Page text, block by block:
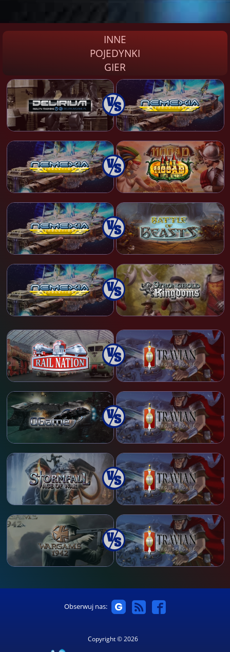
INNE
POJEDYNKI
GIER
Obserwuj nas:
Copyright © 2026